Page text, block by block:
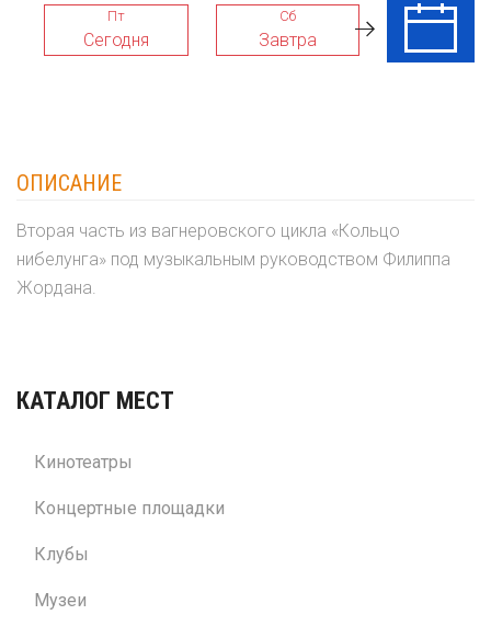
Пт
Сегодня
Сб
Завтра
Вс
ОПИСАНИЕ
Вторая часть из вагнеровского цикла «Кольцо
нибелунга» под музыкальным руководством Филиппа
Жордана.
КАТАЛОГ МЕСТ
Кинотеатры
Концертные площадки
Клубы
Музеи